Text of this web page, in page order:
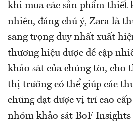
khi mua các sản phẩm thiết
nhiên, đáng chú ý, Zara là
sang trọng duy nhất xuất
thương hiệu được đề cập
khảo sát của chúng tôi, cho
thị trường có thể giúp các
chúng đạt được vị trí cao cấp
nhóm khảo sát BoF